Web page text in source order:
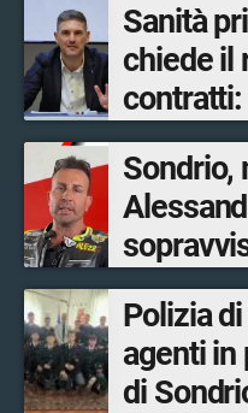
Sanità
chiede il
contratti:
salari
Sondrio,
ustioni
Polizia
agenti in
di